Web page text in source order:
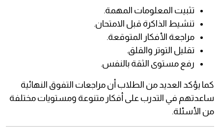
تثبيت المعلومات المهمة.
تنشيط الذاكرة قبل الامتحان.
مراجعة الأفكار المتوقعة.
تقليل التوتر والقلق.
رفع مستوى الثقة بالنفس.
كما يؤكد العديد من الطلاب أن مراجعات التفوق النهائية
ساعدتهم في التدرب على أفكار متنوعة ومستويات مختلفة
من الأسئلة.